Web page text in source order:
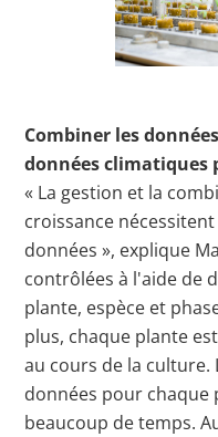
Combiner les
données climatiques
« La gestion et la
croissance
données », explique
contrôlées à l'aide de
plante, espèce et
plus, chaque plante
au cours de la culture.
données pour chaque
beaucoup de temps.